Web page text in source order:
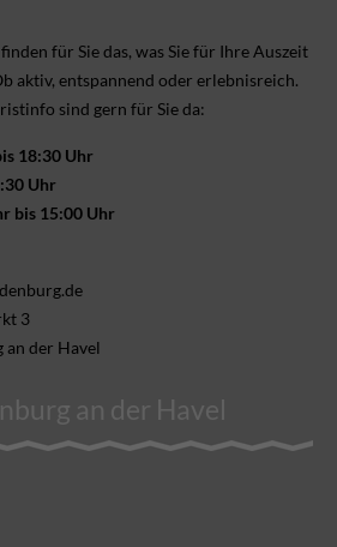
für Sie das, was Sie für Ihre Aus­zeit
aktiv, ent­spannend oder erlebnis­reich.
sind gern für Sie da:
18:30 Uhr
Uhr
bis 15:00 Uhr
3
an der Havel
an der Havel